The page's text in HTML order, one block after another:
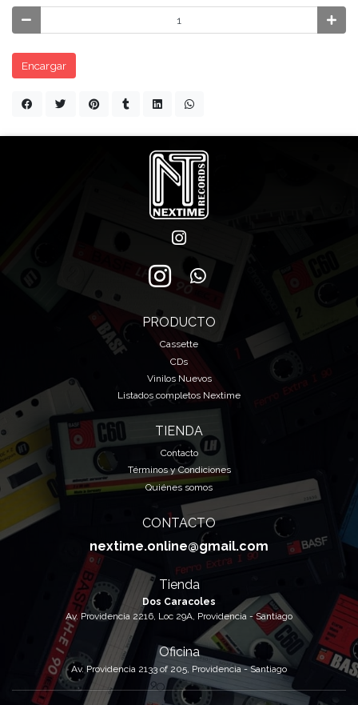
Encargar
PRODUCTO
Cassette
CDs
Vinilos Nuevos
Listados completos Nextime
TIENDA
Contacto
Términos y Condiciones
Quiénes somos
CONTACTO
nextime.online@gmail.com
Tienda
Dos Caracoles
Av. Providencia 2216, Loc 29A, Providencia - Santiago
Oficina
Av. Providencia 2133 of 205, Providencia - Santiago